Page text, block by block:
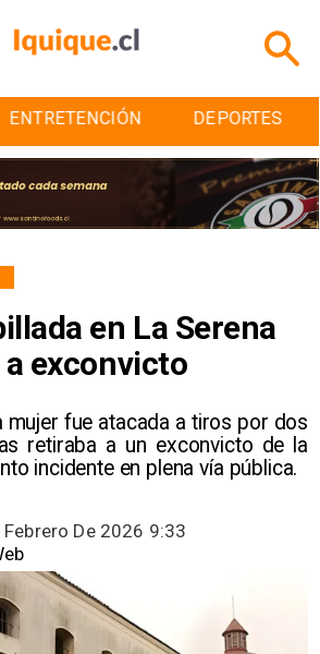
DEPORTES CULTURA
en La Serena
exconvicto
mujer fue atacada a tiros por dos
retiraba a un exconvicto de la
incidente en plena vía pública.
Febrero De 2026 9:33